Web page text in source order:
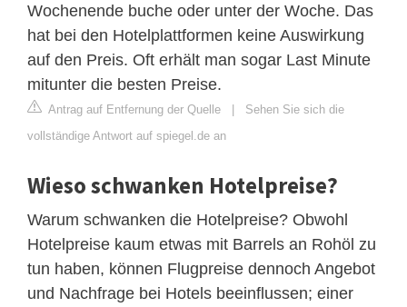
Wochenende buche oder unter der Woche. Das
hat bei den Hotelplattformen keine Auswirkung
auf den Preis. Oft erhält man sogar Last Minute
mitunter die besten Preise.
Antrag auf Entfernung der Quelle | Sehen Sie sich die
vollständige Antwort auf spiegel.de an
Wieso schwanken Hotelpreise?
Warum schwanken die Hotelpreise? Obwohl
Hotelpreise kaum etwas mit Barrels an Rohöl zu
tun haben, können Flugpreise dennoch Angebot
und Nachfrage bei Hotels beeinflussen; einer